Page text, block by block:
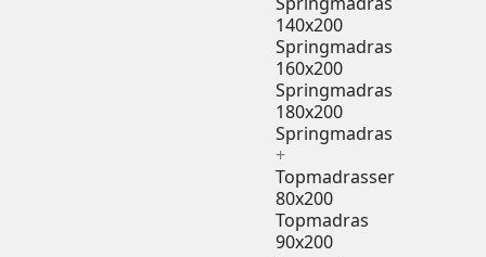
140x200
Springmadras
160x200
Springmadras
180x200
Springmadras
+
Topmadrasser
80x200
Topmadras
90x200